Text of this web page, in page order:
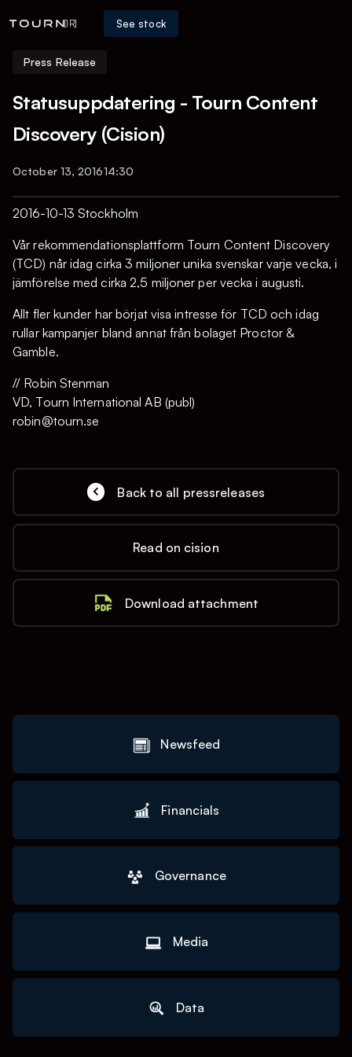
[IR] See stock
Press Release
Statusuppdatering - Tourn Content
Discovery (Cision)
October 13, 201614:30
2016-10-13 Stockholm
Vår rekommendationsplattform Tourn Content Discovery
(TCD) når idag cirka 3 miljoner unika svenskar varje vecka, i
jämförelse med cirka 2,5 miljoner per vecka i augusti.
Allt fler kunder har börjat visa intresse för TCD och idag
rullar kampanjer bland annat från bolaget Proctor &
Gamble.
// Robin Stenman
VD, Tourn International AB (publ)
robin@tourn.se
Back to all pressreleases
Read on cision
Download attachment
Newsfeed
Financials
Governance
Media
Data